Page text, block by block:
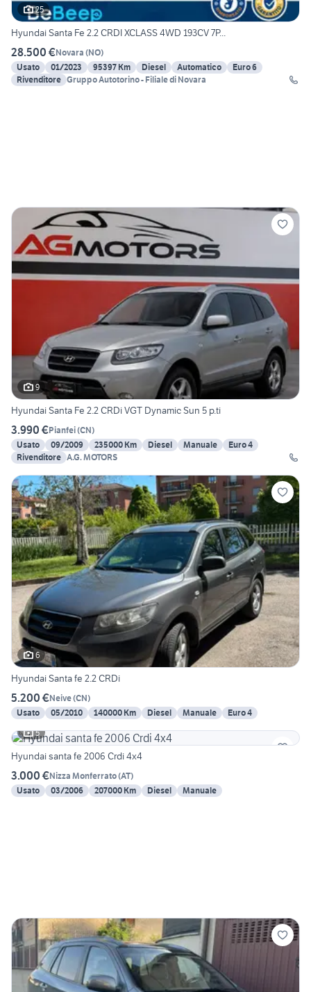
25
Hyundai Santa Fe 2.2 CRDI XCLASS 4WD 193CV 7P...
28.500 €Novara (NO)
Usato
01/2023 95397 Km Diesel Automatico
Euro 6
Rivenditore Gruppo Autotorino - Filiale di Novara
9
Hyundai Santa Fe 2.2 CRDi VGT Dynamic Sun 5 p.ti
3.990 €Pianfei(CN)
Usato
09/2009 235000 Km Diesel Manuale
Euro 4
Rivenditore A.G. MOTORS
6
Hyundai Santa fe 2.2 CRDi
5.200 €Neive(CN)
Usato
05/2010 140000 Km Diesel Manuale
Euro 4
5
Hyundai santa fe 2006 Crdi 4x4
3.000 €Nizza Monferrato(AT)
Usato
03/2006 207000 Km Diesel Manuale